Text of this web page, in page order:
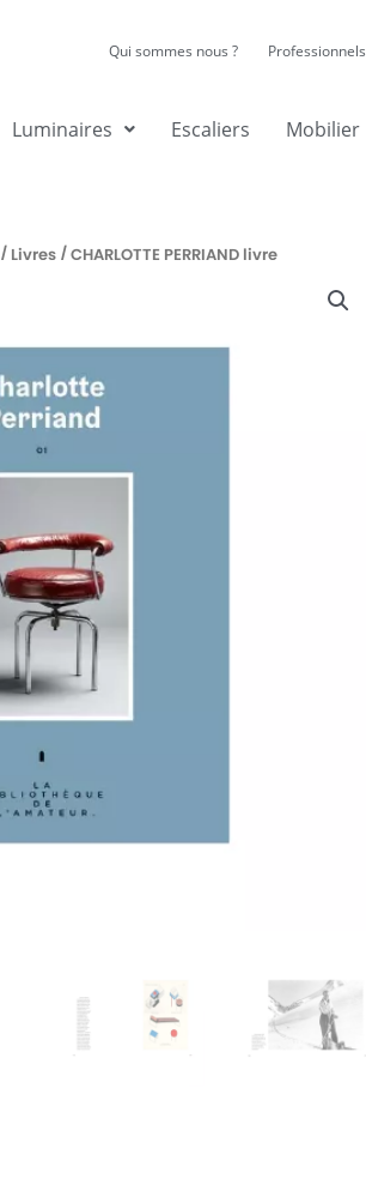
Qui sommes nous ? Professionnels
Luminaires Escaliers Mobilier
/ Livres / CHARLOTTE PERRIAND livre